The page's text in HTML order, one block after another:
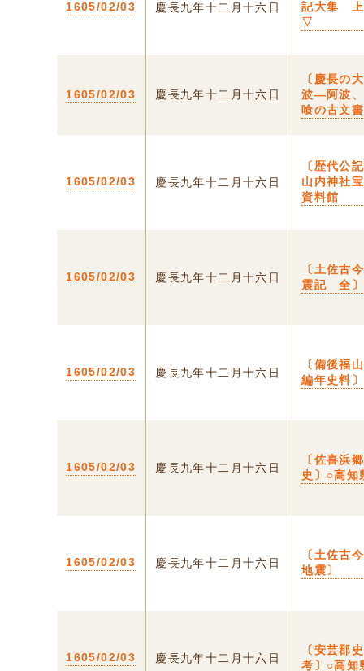
1605/02/03 慶長九年十二月十六日
記大集
▽
1605/02/03 慶長九年十二月十六日
〔慶長の
波―阿波
喰の古文
1605/02/03 慶長九年十二月十六日
〔歴代公
山内神社
資料館
1605/02/03 慶長九年十二月十六日
〔土佐古
震記 全〕
1605/02/03 慶長九年十二月十六日
〔備後福
編年史料〕
1605/02/03 慶長九年十二月十六日
〔佐喜浜
史〕○高知
1605/02/03 慶長九年十二月十六日
〔土佐古
地震〕
1605/02/03 慶長九年十二月十六日
〔安芸郡史
考〕○高知